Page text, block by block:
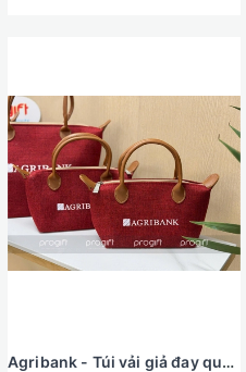
Agribank - Túi vải giả đay quai da